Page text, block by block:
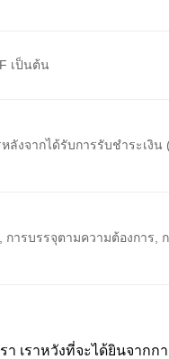
เป็นต้น
ลังจากได้รับการรับชําระเงิ
การบรรจุตามความต้องการ,
เราหวังที่จะได้ยินจาก